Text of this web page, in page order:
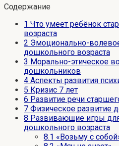
Содержание
1 Что умеет ребёнок
возраста
2 Эмоционально-
дошкольного возраста
3 Морально-этическое
дошкольников
4 Аспекты развития
5 Кризис 7 лет
6 Развитие речи
7 Физическое развитие
8 Развивающие игры
дошкольного возраста
8.1 «Возьму с